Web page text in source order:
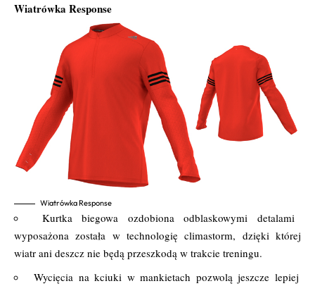
Wiatrówka Response
Wiatrówka Response
Kurtka biegowa ozdobiona odblaskowymi detalami
wyposażona została w technologię climastorm, dzięki której
wiatr ani deszcz nie będą przeszkodą w trakcie treningu.
Wycięcia na kciuki w mankietach pozwolą jeszcze lepiej